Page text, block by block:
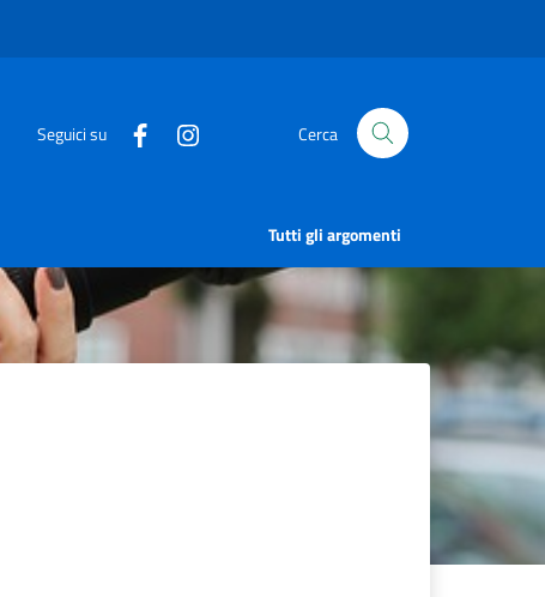
Seguici su Cerca
Tutti gli argomenti